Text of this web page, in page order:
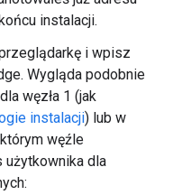
instalacji.
i wpisz
Wygląda podobnie
węzła 1 (jak
instalacji) lub w
węźle
użytkownika dla